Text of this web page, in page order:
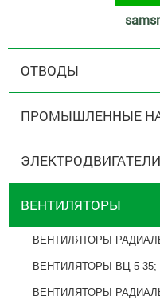
ОТВОДЫ
ПРОМЫШЛЕННЫЕ
ЭЛЕКТРОДВИГАТЕЛИ
ВЕНТИЛЯТОРЫ
ВЕНТИЛЯТОРЫ
ВЕНТИЛЯТОРЫ ВЦ 5-35;
ВЕНТИЛЯТОРЫ